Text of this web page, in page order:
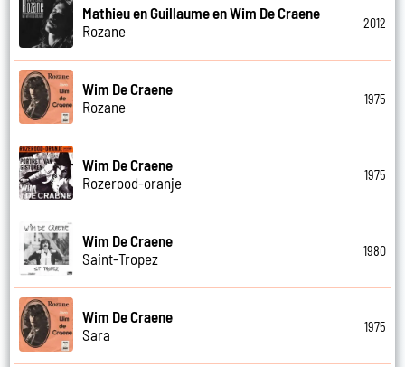
Mathieu en Guillaume en Wim De Craene
Rozane
2012
Wim De Craene
Rozane
1975
Wim De Craene
Rozerood-oranje
1975
Wim De Craene
Saint-Tropez
1980
Wim De Craene
Sara
1975